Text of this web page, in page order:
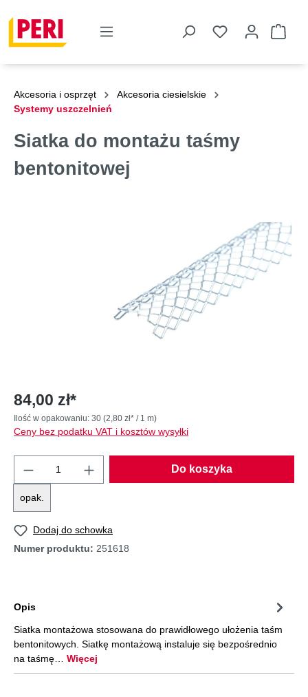
Akcesoria i osprzęt
Akcesoria ciesielskie
Systemy uszczelnień
Siatka do montażu taśmy
bentonitowej
84,00 zł*
Ilość w opakowaniu: 30 (2,80 zł* / 1 m)
Ceny bez podatku VAT i kosztów wysyłki
opak.
Do koszyka
Dodaj do schowka
Numer produktu: 251618
Opis
Siatka montażowa stosowana do prawidłowego ułożenia taśm
bentonitowych. Siatkę montażową instaluje się bezpośrednio
na taśmę… Więcej